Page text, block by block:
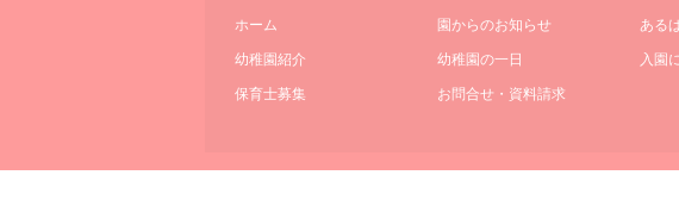
ホーム 園からのお知らせ ある
幼稚園紹介 幼稚園の一日 入園
保育士募集 お問合せ・資料請求